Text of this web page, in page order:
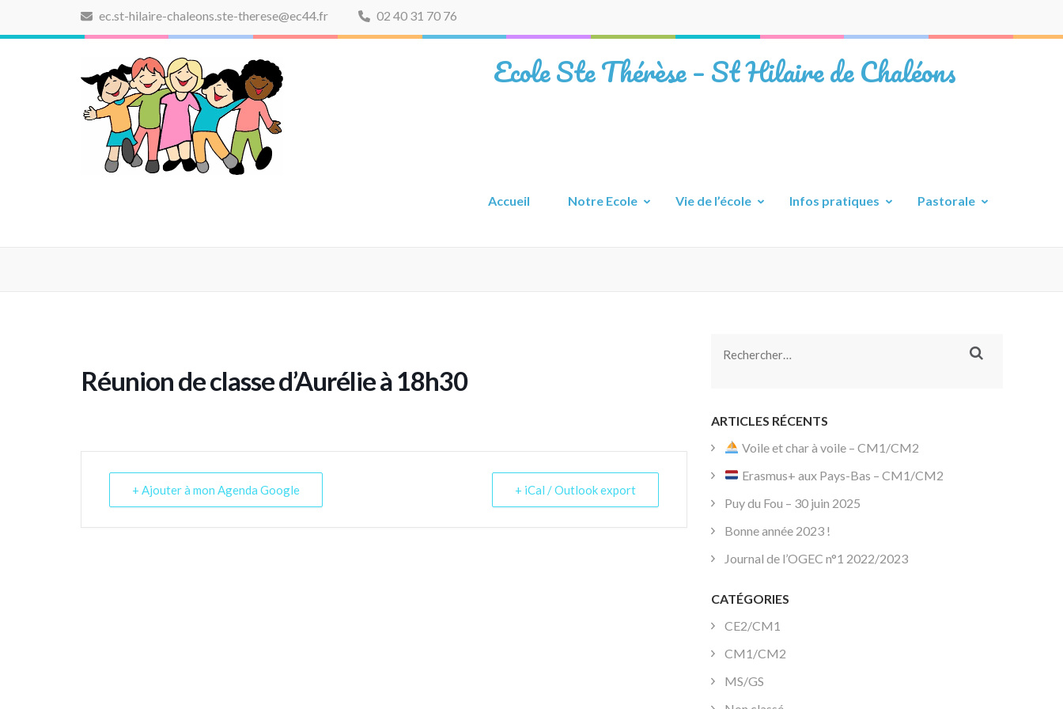
ec.st-hilaire-chaleons.ste-therese@ec44.fr 02 40 31 70 76
Ecole Ste Thérèse – St Hilaire de Chaléons
Accueil Notre Ecole Vie de l’école Infos pratiques Pastorale
Réunion de classe d’Aurélie à 18h30
+ Ajouter à mon Agenda Google + iCal / Outlook export
Rechercher :
ARTICLES RÉCENTS
Voile et char à voile – CM1/CM2
Erasmus+ aux Pays-Bas – CM1/CM2
Puy du Fou – 30 juin 2025
Bonne année 2023 !
Journal de l’OGEC n°1 2022/2023
CATÉGORIES
CE2/CM1
CM1/CM2
MS/GS